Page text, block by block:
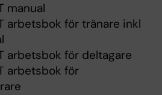
manual
arbetsbok för tränare inkl
arbetsbok för deltagare
arbetsbok för